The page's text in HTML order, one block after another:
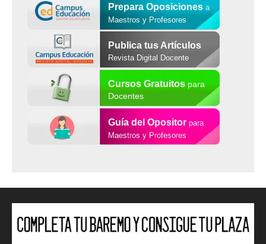
Prepara Oposiciones a
Maestros y Profesores
Publica tus Artículos
Revista Digital Docente
Cursos Gratuitospara
Docentes
Guía del Opositor para
Maestros y Profesores